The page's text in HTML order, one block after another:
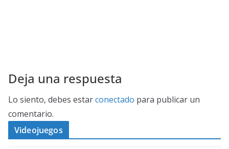
Deja una respuesta
Lo siento, debes estarconectado para publicar un
comentario.
Videojuegos